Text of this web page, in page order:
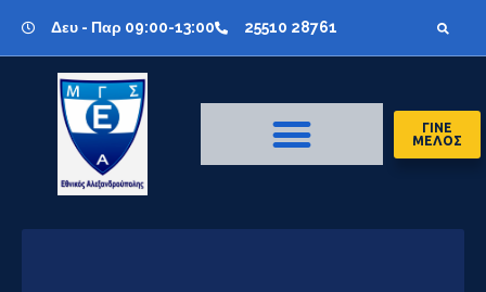
Δευ - Παρ 09:00-13:00 25510 28761
ΓΙΝΕ
ΜΕΛΟΣ